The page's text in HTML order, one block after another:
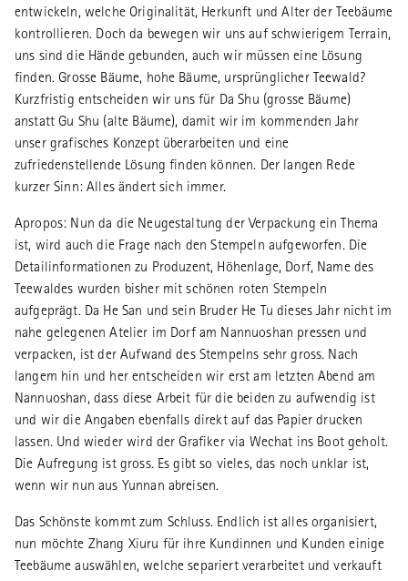
entwickeln, welche Originalität, Herkunft und Alter der Teebäume
kontrollieren. Doch da bewegen wir uns auf schwierigem Terrain,
uns sind die Hände gebunden, auch wir müssen eine Lösung
finden. Grosse Bäume, hohe Bäume, ursprünglicher Teewald?
Kurzfristig entscheiden wir uns für Da Shu (grosse Bäume)
anstatt Gu Shu (alte Bäume), damit wir im kommenden Jahr
unser grafisches Konzept überarbeiten und eine
zufriedenstellende Lösung finden können. Der langen Rede
kurzer Sinn: Alles ändert sich immer.
Apropos: Nun da die Neugestaltung der Verpackung ein Thema
ist, wird auch die Frage nach den Stempeln aufgeworfen. Die
Detailinformationen zu Produzent, Höhenlage, Dorf, Name des
Teewaldes wurden bisher mit schönen roten Stempeln
aufgeprägt. Da He San und sein Bruder He Tu dieses Jahr nicht im
nahe gelegenen Atelier im Dorf am Nannuoshan pressen und
verpacken, ist der Aufwand des Stempelns sehr gross. Nach
langem hin und her entscheiden wir erst am letzten Abend am
Nannuoshan, dass diese Arbeit für die beiden zu aufwendig ist
und wir die Angaben ebenfalls direkt auf das Papier drucken
lassen. Und wieder wird der Grafiker via Wechat ins Boot geholt.
Die Aufregung ist gross. Es gibt so vieles, das noch unklar ist,
wenn wir nun aus Yunnan abreisen.
Das Schönste kommt zum Schluss. Endlich ist alles organisiert,
nun möchte Zhang Xiuru für ihre Kundinnen und Kunden einige
Teebäume auswählen, welche separiert verarbeitet und verkauft